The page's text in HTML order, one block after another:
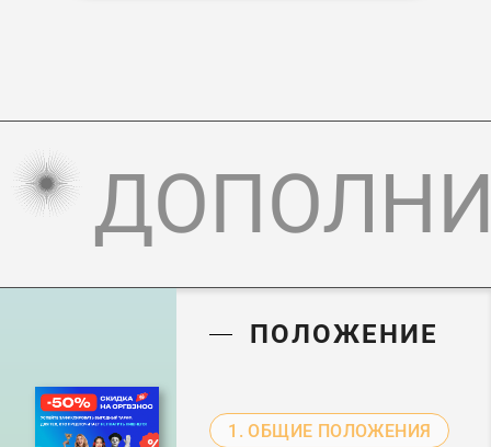
ПОЛОЖЕНИЕ
1. ОБЩИЕ ПОЛОЖЕНИЯ